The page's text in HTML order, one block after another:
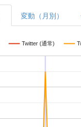
変動（月別）
Twitter (通常)